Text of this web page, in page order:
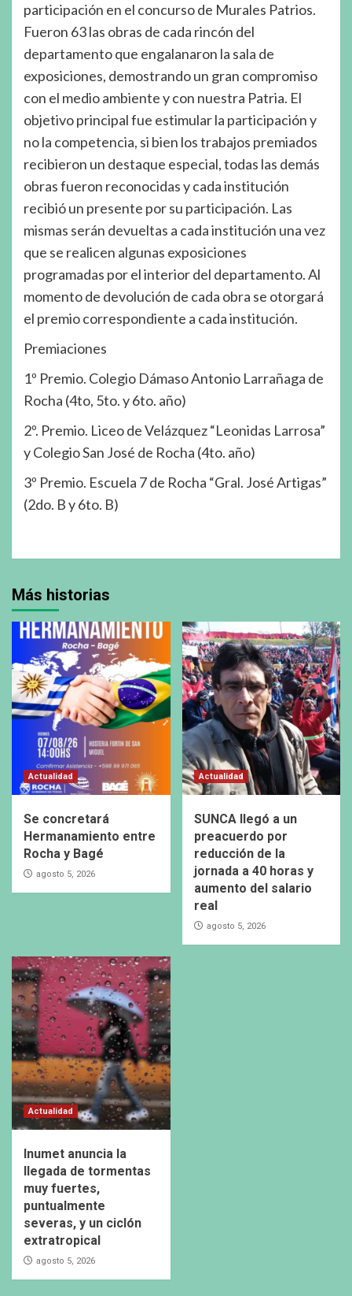
participación en el concurso de Murales Patrios.
Fueron 63 las obras de cada rincón del
departamento que engalanaron la sala de
exposiciones, demostrando un gran compromiso
con el medio ambiente y con nuestra Patria. El
objetivo principal fue estimular la participación y
no la competencia, si bien los trabajos premiados
recibieron un destaque especial, todas las demás
obras fueron reconocidas y cada institución
recibió un presente por su participación. Las
mismas serán devueltas a cada institución una vez
que se realicen algunas exposiciones
programadas por el interior del departamento. Al
momento de devolución de cada obra se otorgará
el premio correspondiente a cada institución.
Premiaciones
1º Premio. Colegio Dámaso Antonio Larrañaga de
Rocha (4to, 5to. y 6to. año)
2º. Premio. Liceo de Velázquez “Leonidas Larrosa”
y Colegio San José de Rocha (4to. año)
3º Premio. Escuela 7 de Rocha “Gral. José Artigas”
(2do. B y 6to. B)
Más historias
Actualidad
Se concretará
Hermanamiento entre
Rocha y Bagé
agosto 5, 2026
Actualidad
SUNCA llegó a un
preacuerdo por
reducción de la
jornada a 40 horas y
aumento del salario
real
agosto 5, 2026
Actualidad
Inumet anuncia la
llegada de tormentas
muy fuertes,
puntualmente
severas, y un ciclón
extratropical
agosto 5, 2026